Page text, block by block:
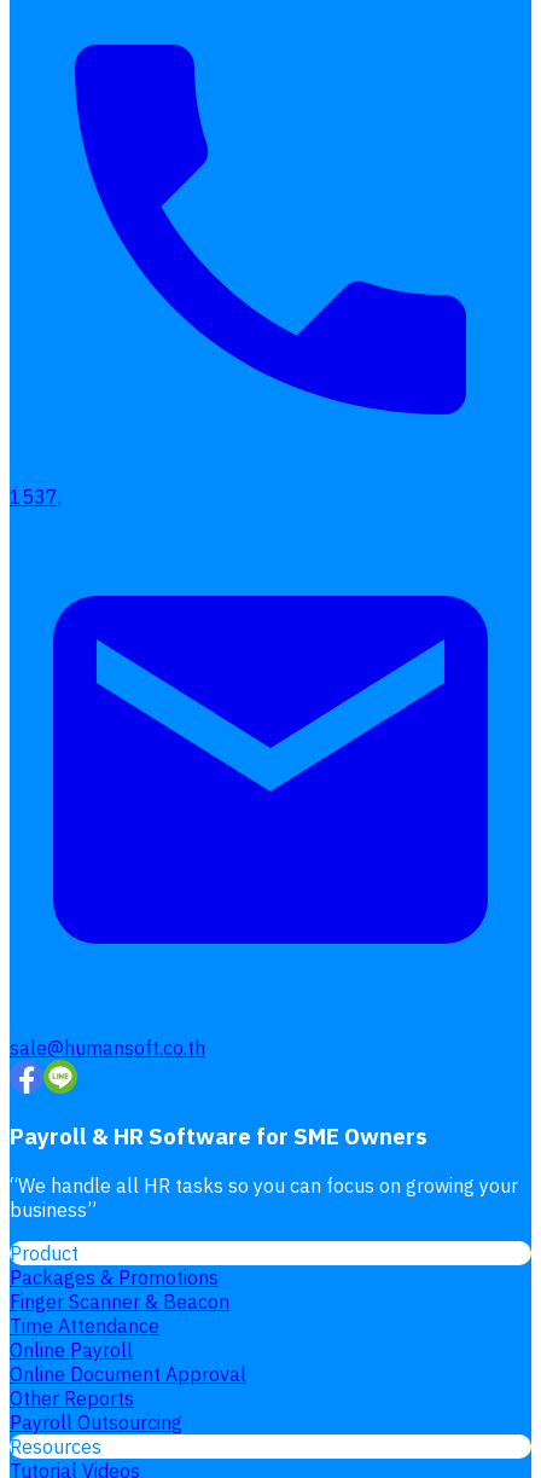
ลางาน
โอที
แบบฟอร์มประเมินพนักงาน
1537,
sale@humansoft.co.th
Payroll & HR Software for SME Owners
“We handle all HR tasks so you can focus on growing your
business”
Product
Packages & Promotions
Finger Scanner & Beacon
Time Attendance
Online Payroll
Online Document Approval
Other Reports
Payroll Outsourcing
Resources
Tutorial Videos